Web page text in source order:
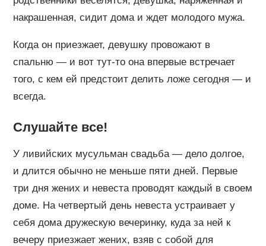
накрашенная, сидит дома и ждет молодого мужа.
Когда он приезжает, девушку провожают в
спальню — и вот тут-то она впервые встречает
того, с кем ей предстоит делить ложе сегодня — и
всегда.
Слушайте все!
У ливийских мусульман свадьба — дело долгое,
и длится обычно не меньше пяти дней. Первые
три дня жених и невеста проводят каждый в своем
доме. На четвертый день невеста устраивает у
себя дома дружескую вечеринку, куда за ней к
вечеру приезжает жених, взяв с собой для